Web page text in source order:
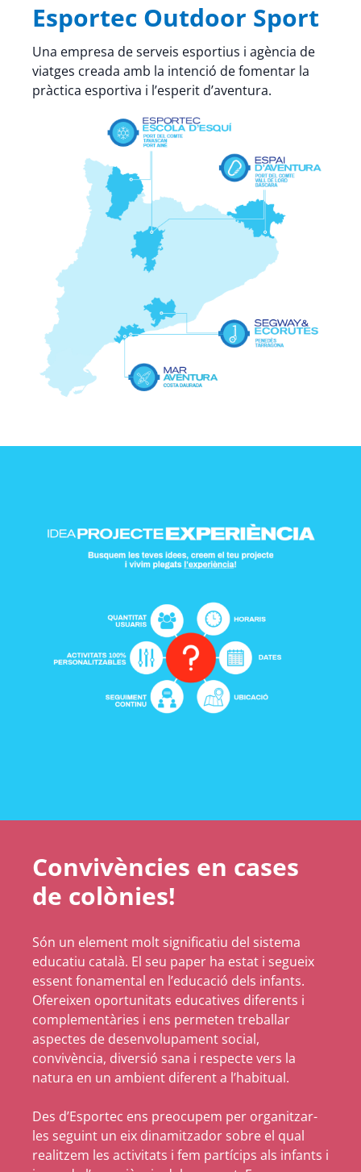
Esportec Outdoor Sport
Una empresa de serveis esportius i agència de
viatges creada amb la intenció de fomentar la
pràctica esportiva i l’esperit d’aventura.
Convivències en cases
de colònies!
Són un element molt significatiu del sistema
educatiu català. El seu paper ha estat i segueix
essent fonamental en l’educació dels infants.
Ofereixen oportunitats educatives diferents i
complementàries i ens permeten treballar
aspectes de desenvolupament social,
convivència, diversió sana i respecte vers la
natura en un ambient diferent a l’habitual.
Des d’Esportec ens preocupem per organitzar-
les seguint un eix dinamitzador sobre el qual
realitzem les activitats i fem partícips als infants i